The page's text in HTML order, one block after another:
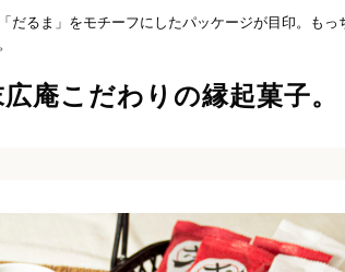
だるま」をモチーフにしたパッケージが目印。も
庵こだわりの縁起菓子。